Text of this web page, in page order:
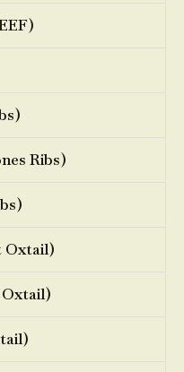
Ribs)
Oxtail)